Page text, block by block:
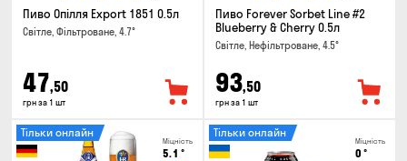
Пиво Опілля Export 1851 0.5л
Світле, Фільтроване, 4.7°
47,50
грн за 1 шт
Пиво Forever Sorbet Line #2
Blueberry & Cherry 0.5л
Світле, Нефільтроване, 4.5°
93,50
грн за 1 шт
Міцність
5.1 °
Тільки онлайн
Міцність
0 °
Тільки онлайн